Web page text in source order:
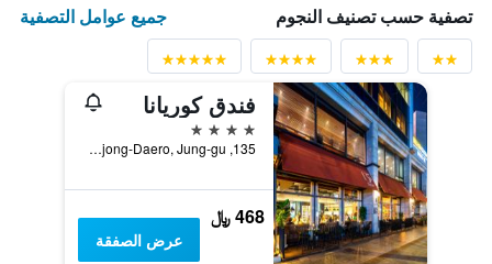
تصفية حسب تصنيف النجوم جميع عوامل التصفية
فندق كوريانا
4 نجوم
135, Sejong-Daero, Jung-gu, سيول, كوريا الجنوبية
468 ﷼
عرض الصفقة